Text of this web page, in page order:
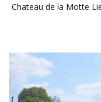
Chateau de la Motte